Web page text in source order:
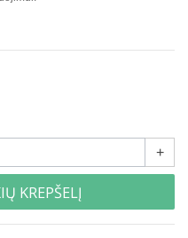
+
KREPŠELĮ